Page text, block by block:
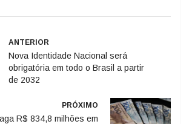
ANTERIOR
Nova Identidade Nacional será
obrigatória em todo o Brasil a partir
de 2032
PRÓXIMO
R$ 834,8 milhões em